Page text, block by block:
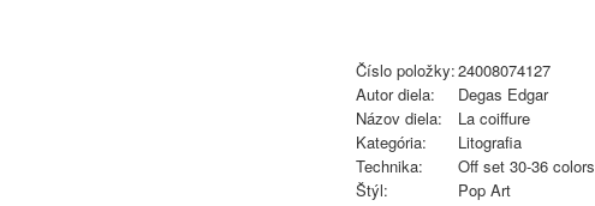
Číslo položky:24008074127
Autor diela:
Degas Edgar
Názov diela:
La coiffure
Kategória:
Litografia
Technika:
Off set 30-36 colors
Štýl:
Pop Art